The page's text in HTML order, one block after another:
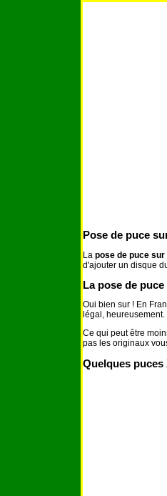
Pose de puce
La pose de puce sur
d'ajouter un disque
La pose de
Oui bien sur ! En
légal, heureusement.
Ce qui peut être
pas les originaux
Quelques